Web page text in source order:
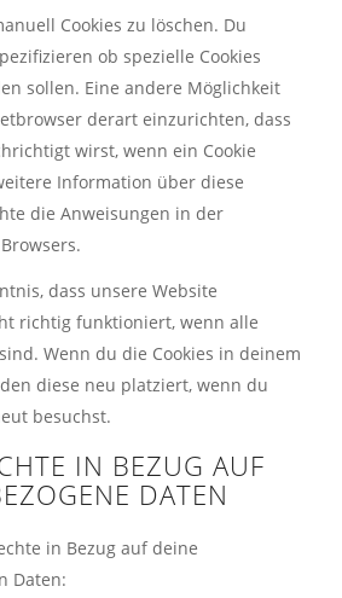
Cookies zu löschen. Du
ob spezielle Cookies
sollen. Eine andere Möglichkeit
derart einzurichten, dass
wirst, wenn ein Cookie
Information über diese
die Anweisungen in der
dass unsere Website
richtig funktioniert, wenn alle
Wenn du die Cookies in deinem
diese neu platziert, wenn du
besuchst.
IN BEZUG AUF
DATEN
in Bezug auf deine
Daten: